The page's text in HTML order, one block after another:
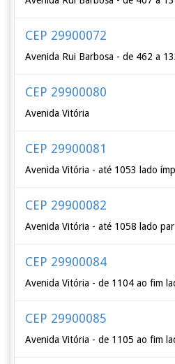
CEP 29900072
Avenida Rui Barbosa - de 462 a
CEP 29900080
Avenida Vitória
CEP 29900081
Avenida Vitória - até 1053 lado
CEP 29900082
Avenida Vitória - até 1058 lado par
CEP 29900084
Avenida Vitória - de 1104 ao fim
CEP 29900085
Avenida Vitória - de 1105 ao fim